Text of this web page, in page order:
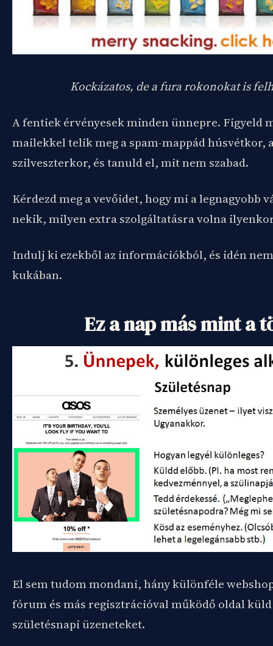
Kockázatos, de a fura rokonokat is
A fentiek érvényesek minden ünnepre. Figyeld
mailekkel telik meg a spam-mappád húsvétkor,
szilveszterkor, és tanuld el, mit nem szabad.
Kérdezd meg a vevőidet, hogy mi a legnagyobb
nekik, milyen extra szolgáltatásra volna
Indulj ki ezekből az információkból, és idén
kukában.
Ez a nap más mint a
El sem tudom mondani, hány különféle
fórum és más regisztrációval működő oldal
születésnapi üzeneteket.